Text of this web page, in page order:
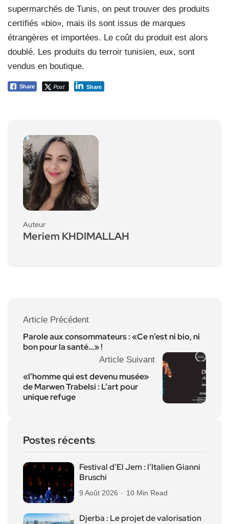
supermarchés de Tunis, on peut trouver des produits
certifiés «bio», mais ils sont issus de marques
étrangères et importées. Le coût du produit est alors
doublé. Les produits du terroir tunisien, eux, sont
vendus en boutique.
Share Post Share
Auteur
Meriem KHDIMALLAH
Article Précédent
Parole aux consommateurs : «Ce n’est ni bio, ni
bon pour la santé…» !
Article Suivant
«l’homme qui est devenu musée»
de Marwen Trabelsi : L’art pour
unique refuge
Postes récents
Festival d’El Jem : l’Italien Gianni
Bruschi
9 Août 2026 10 Min Read
Djerba : Le projet de valorisation